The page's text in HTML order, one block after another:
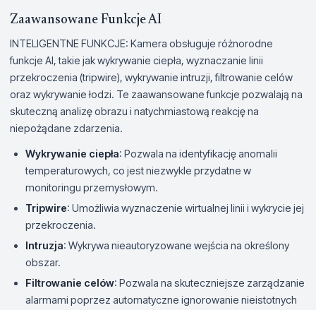
Zaawansowane Funkcje AI
INTELIGENTNE FUNKCJE: Kamera obsługuje różnorodne
funkcje AI, takie jak wykrywanie ciepła, wyznaczanie linii
przekroczenia (tripwire), wykrywanie intruzji, filtrowanie celów
oraz wykrywanie łodzi. Te zaawansowane funkcje pozwalają na
skuteczną analizę obrazu i natychmiastową reakcję na
niepożądane zdarzenia.
Wykrywanie ciepła: Pozwala na identyfikację anomalii
temperaturowych, co jest niezwykle przydatne w
monitoringu przemysłowym.
Tripwire: Umożliwia wyznaczenie wirtualnej linii i wykrycie jej
przekroczenia.
Intruzja: Wykrywa nieautoryzowane wejścia na określony
obszar.
Filtrowanie celów: Pozwala na skuteczniejsze zarządzanie
alarmami poprzez automatyczne ignorowanie nieistotnych